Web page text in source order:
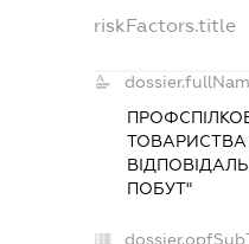
riskFactors.title
ПОБУТ"